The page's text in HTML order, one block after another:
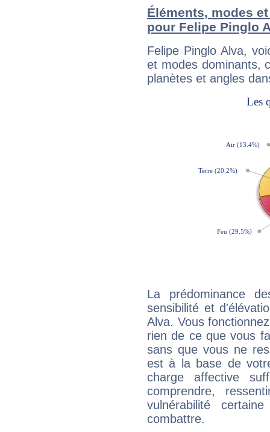
Éléments, modes
pour Felipe Pinglo
Felipe Pinglo Alva,
et modes dominants,
planètes et angles
La prédominance
sensibilité et
Alva. Vous
rien de ce que vous
sans que vous ne
est à la base de
charge affective
comprendre,
vulnérabilité
combattre.